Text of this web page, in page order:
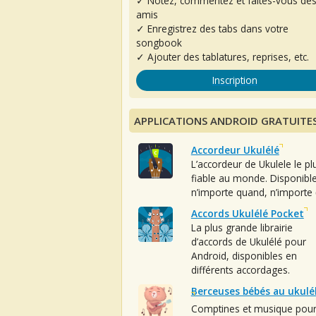
amis
✓ Enregistrez des tabs dans votre
songbook
✓ Ajouter des tablatures, reprises, etc.
Inscription
APPLICATIONS ANDROID
Accordeur Ukulélé
L’accordeur de Ukulele le
fiable au monde. Disponible
n’importe quand, n’importe
Accords Ukulélé Pocket
La plus grande librairie
d’accords de Ukulélé pour
Android, disponibles en
différents accordages.
Berceuses bébés au
Comptines et musique pour